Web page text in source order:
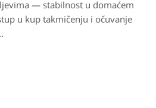
— stabilnost u domaćem
u kup takmičenju i očuvanje